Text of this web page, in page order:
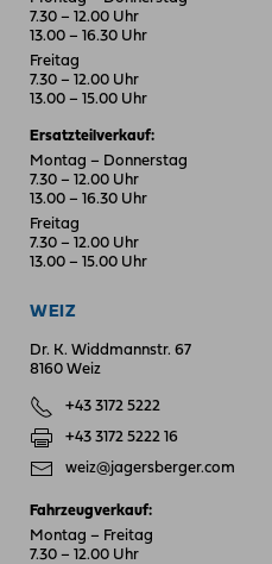
7.30 – 12.00 Uhr
13.00 – 16.30 Uhr
Freitag
7.30 – 12.00 Uhr
13.00 – 15.00 Uhr
Ersatzteilverkauf:
Montag – Donnerstag
7.30 – 12.00 Uhr
13.00 – 16.30 Uhr
Freitag
7.30 – 12.00 Uhr
13.00 – 15.00 Uhr
WEIZ
Dr. K. Widdmannstr. 67
8160 Weiz
+43 3172 5222
+43 3172 5222 16
weiz@jagersberger.com
Fahrzeugverkauf:
Montag – Freitag
7.30 – 12.00 Uhr